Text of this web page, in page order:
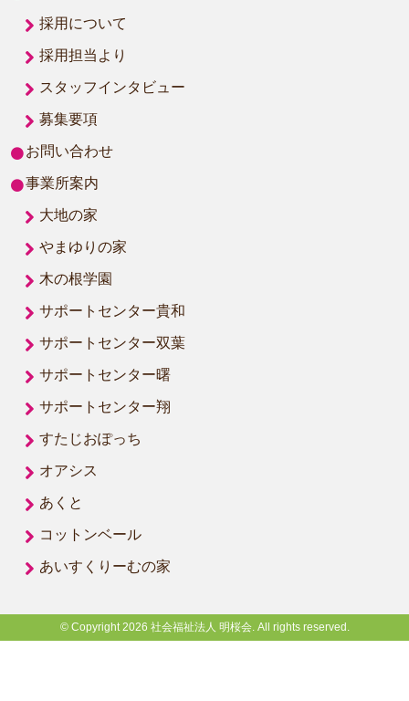
採用について
採用担当より
スタッフインタビュー
募集要項
お問い合わせ
事業所案内
大地の家
やまゆりの家
木の根学園
サポートセンター貴和
サポートセンター双葉
サポートセンター曙
サポートセンター翔
すたじおぽっち
オアシス
あくと
コットンベール
あいすくりーむの家
© Copyright 2026 社会福祉法人 明桜会. All rights reserved.